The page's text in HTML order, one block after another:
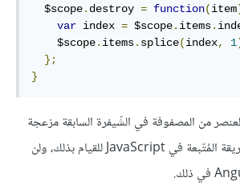
  $scope
. destroy = function(item
var index = $scope. items.
    $scope
. items. splice(index, 1
};
}
من المصفوفة في الشّيفرة السابقة مزعجة
بعض الشيء إلا أنها الطريقة المُتّبعة في JavaScript للقيام بذلك، ولن